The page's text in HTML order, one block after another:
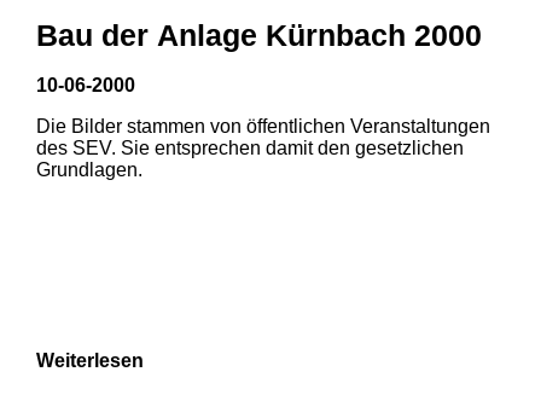
Bau der Anlage Kürnbach 2000
10-06-2000
Die Bilder stammen von öffentlichen Veranstaltungen
des SEV. Sie entsprechen damit den gesetzlichen
Grundlagen.
Weiterlesen